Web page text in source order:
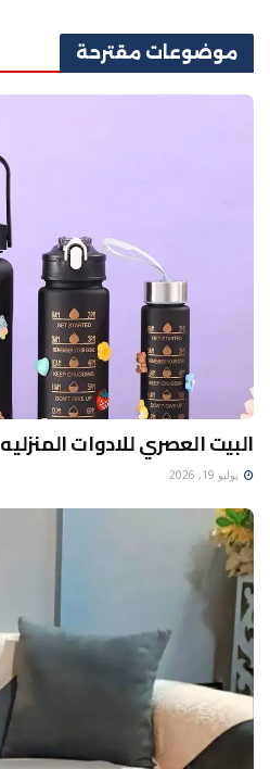
موضوعات مقترحة
البيت العصري للادوات المنزليه
يوليو 19, 2026